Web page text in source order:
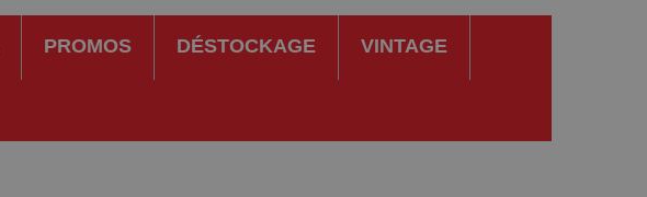
PROMOS DÉSTOCKAGE VINTAGE